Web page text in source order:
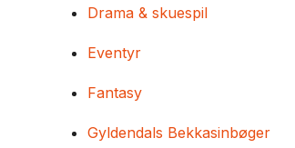
Drama & skuespil
Eventyr
Fantasy
Gyldendals Bekkasinbøger